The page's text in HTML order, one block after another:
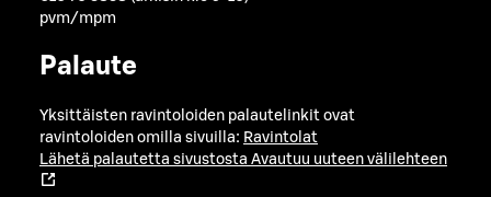
pvm/mpm
Palaute
Yksittäisten ravintoloiden palautelinkit ovat
ravintoloiden omilla sivuilla: Ravintolat
Lähetä palautetta sivustosta Avautuu uuteen välilehteen